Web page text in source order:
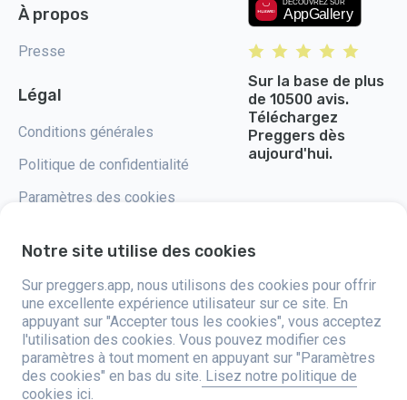
À propos
Presse
Légal
Conditions générales
Politique de confidentialité
Paramètres des cookies
Sur la base de plus
de 10500 avis.
Téléchargez
Preggers dès
aujourd'hui.
Preggers, lancé par le studio d'applications suédois Stroller AB en 2017, a
pour mission de simplifier la parentalité pour les futurs et jeunes parents
du monde entier. Grâce à une équipe diversifiée et des partenariats avec
des experts, ils ont développé des applications intuitives utilisées par
plus de deux millions de personnes. Preggers propose une expérience 3D
unique, offrant des mises à jour, des conseils et des outils personnalisés
à chaque étape de la grossesse. Il accompagne également les nouveaux
parents avec des conseils pratiques sur les soins aux nourrissons.
Notre site utilise des cookies
Sur preggers.app, nous utilisons des cookies pour offrir
une excellente expérience utilisateur sur ce site. En
appuyant sur "Accepter tous les cookies", vous acceptez
l'utilisation des cookies. Vous pouvez modifier ces
paramètres à tout moment en appuyant sur "Paramètres
des cookies" en bas du site. Lisez notre politique de
cookies ici.